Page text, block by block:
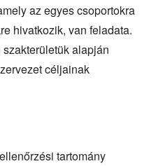
az egyes csoportokra
hivatkozik, van feladata.
alapján
céljainak
tartomány